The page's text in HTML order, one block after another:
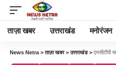
ताज़ा खबर उत्तराखंड मनोरंजन
News Netra >ताज़ा खबर>उत्तराखंड> एमसीटीपी